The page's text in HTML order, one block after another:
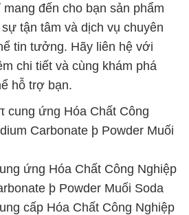
đến cho bạn sản phẩm
tận tâm và dịch vụ chuyên
tin tưởng. Hãy liên hệ với
chi tiết và cùng khám phá
hỗ trợ bạn.
cung ứng Hóa Chất Công
Carbonate þ Powder Muối
ứng Hóa Chất Công Nghiệp
þ Powder Muối Soda
cấp Hóa Chất Công Nghiệp